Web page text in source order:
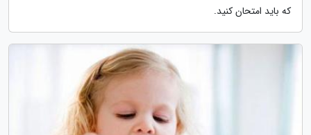
که باید امتحان کنید.